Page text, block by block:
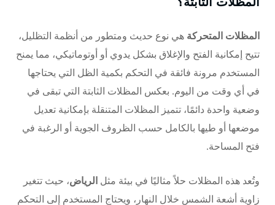
المظلات المتحركة هي نوع حديث ومتطور من أنظمة التظليل،
تتيح إمكانية الفتح والإغلاق بشكل يدوي أو أوتوماتيكي، مما يمنح
المستخدم مرونة فائقة في التحكم بكمية الظل التي يحتاجها
في أي وقت من اليوم. بعكس المظلات الثابتة التي تبقى في
وضعية واحدة دائمًا، تتميز المظلات المتنقلة بإمكانية تعديل
موضعها أو طيها بالكامل حسب الظروف الجوية أو الرغبة في
فتح المساحة.
وتُعد هذه المظلات حلاً مثاليًا في بيئة مثل الرياض، حيث تتغير
زاوية أشعة الشمس خلال النهار، ويحتاج المستخدم إلى التحكم